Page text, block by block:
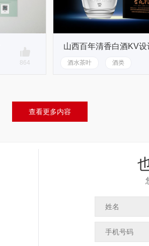
864
山西百年清香白酒KV设
酒水茶叶 酒类
查看更多内容